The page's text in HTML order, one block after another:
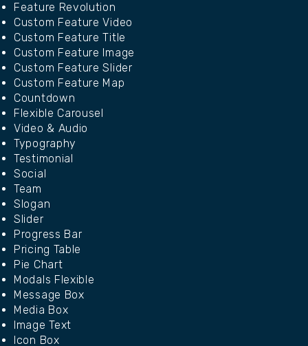
Feature Revolution
Custom Feature Video
Custom Feature Title
Custom Feature Image
Custom Feature Slider
Custom Feature Map
Countdown
Flexible Carousel
Video & Audio
Typography
Testimonial
Social
Team
Slogan
Slider
Progress Bar
Pricing Table
Pie Chart
Modals Flexible
Message Box
Media Box
Image Text
Icon Box